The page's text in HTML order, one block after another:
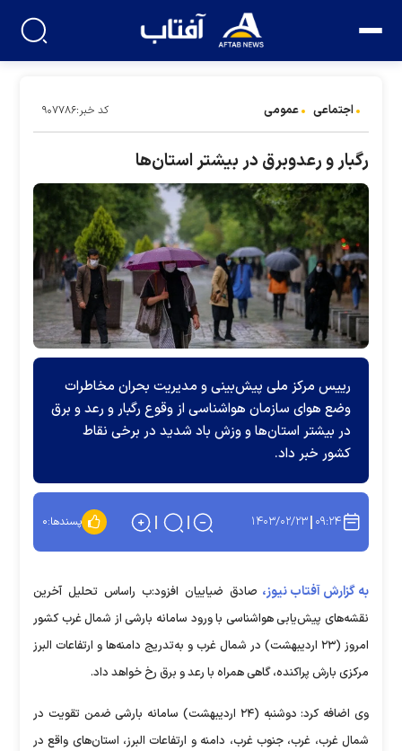
اجتماعی عمومی کد خبر:۹۰۷۷۸۶
رگبار و رعدوبرق در بیشتر استان‌ها
رییس مرکز ملی پیش‌بینی و مدیریت بحران مخاطرات
وضع هوای سازمان هواشناسی از وقوع رگبار و رعد و برق
در بیشتر استان‌ها و وزش باد شدید در برخی نقاط
کشور خبر داد.
۰۹:۲۴ ۱۴۰۳/۰۲/۲۳ پسندها:۰
به گزارش آفتاب نیوز، صادق ضیاییان افزود:ب راساس تحلیل آخرین
نقشه‌های پیش‌یابی هواشناسی با ورود سامانه بارشی از شمال غرب کشور
امروز (۲۳ اردیبهشت) در شمال غرب و به‌تدریج دامنه‌ها و ارتفاعات البرز
مرکزی بارش پراکنده، گاهی همراه با رعد و برق رخ خواهد داد.
وی اضافه کرد: دوشنبه (۲۴ اردیبهشت) سامانه بارشی ضمن تقویت در
شمال غرب، غرب، جنوب غرب، دامنه و ارتفاعات البرز، استان‌های واقع در